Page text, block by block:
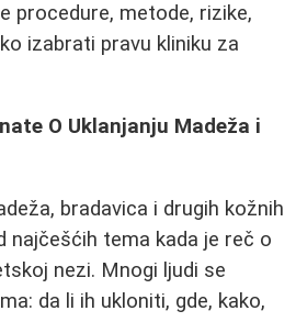
procedure, metode, rizike,
izabrati pravu kliniku za
O Uklanjanju Madeža i
bradavica i drugih kožnih
najčešćih tema kada je reč o
nezi. Mnogi ljudi se
da li ih ukloniti, gde, kako,